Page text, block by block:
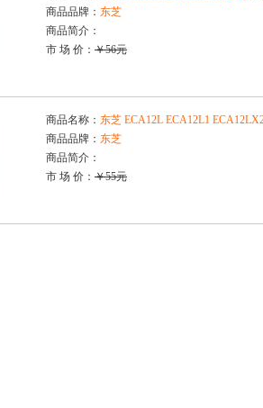
商品品牌： 东芝
商品简介：
市 场 价： ￥56元
商品名称： 东芝 ECA12L ECA12L1
商品品牌： 东芝
商品简介：
市 场 价： ￥55元